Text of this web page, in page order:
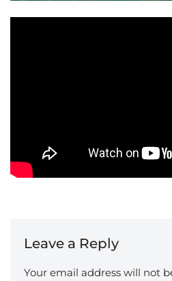
Leave a Reply
Your email address will not